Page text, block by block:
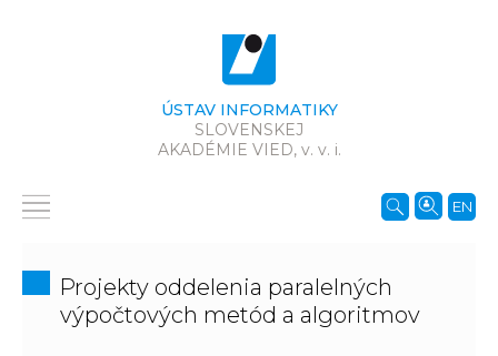
ÚSTAV INFORMATIKY
SLOVENSKEJ
AKADÉMIE VIED, v. v. i.
EN
Projekty oddelenia paralelných
výpočtových metód a algoritmov